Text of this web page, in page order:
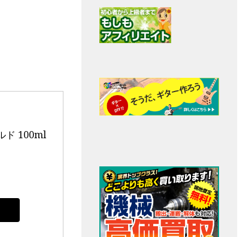
ド 100ml